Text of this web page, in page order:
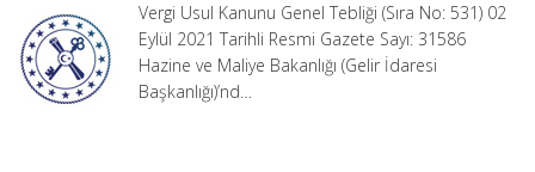
531)
–
VUK
531
Vergi Usul Kanunu Genel Tebliği (Sıra No: 531) 02
Eylül 2021 Tarihli Resmi Gazete Sayı: 31586
Hazine ve Maliye Bakanlığı (Gelir İdaresi
Başkanlığı)’nd…